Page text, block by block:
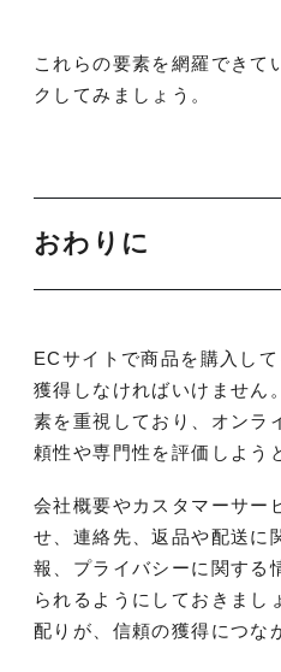
これらの要素を網羅できて
クしてみましょう。
おわりに
ECサイトで商品を購入し
獲得しなければいけません
素を重視しており、オンラ
頼性や専門性を評価しよう
会社概要やカスタマーサー
せ、連絡先、返品や配送に
報、プライバシーに関する
られるようにしておきまし
配りが、信頼の獲得につな